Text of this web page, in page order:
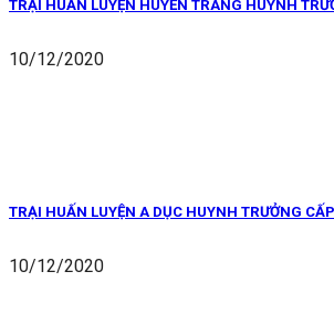
TRẠI HUẤN LUYỆN HUYỀN TRANG HUYNH
10/12/2020
TRẠI HUẤN LUYỆN A DỤC HUYNH TRƯỞNG
10/12/2020